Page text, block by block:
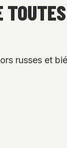
russes et